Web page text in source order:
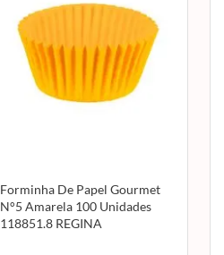
Forminha De Papel Gourmet
N°5 Amarela 100 Unidades
118851.8 REGINA